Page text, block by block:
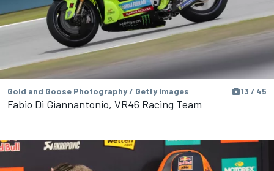
Gold and Goose Photography / Getty Images 13 / 45
Fabio Di Giannantonio, VR46 Racing Team